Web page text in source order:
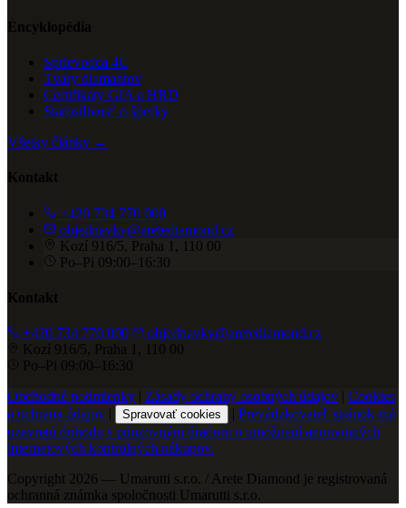
Encyklopédia
Sprievodca 4C
Tvary diamantov
Certifikáty GIA a HRD
Starostlivosť o šperky
Všetky články →
Kontakt
+420 734 770 000
objednavky@aretediamond.cz
Kozí 916/5, Praha 1, 110 00
Po–Pi 09:00–16:30
Kontakt
+420 734 770 000
objednavky@aretediamond.cz
Kozí 916/5, Praha 1, 110 00
Po–Pi 09:00–16:30
Obchodné podmienky | Zásady ochrany osobných údajov | Cookies
a ochrana údajov | Spravovať cookies | Prevádzkovateľ stránok má
uzavretú dohodu s púnzovným úradom o umožnení anonymných
internetových kontrolných nákupov.
Copyright 2026 — Umarutti s.r.o. / Arete Diamond je registrovaná
ochranná známka spoločnosti Umarutti s.r.o.